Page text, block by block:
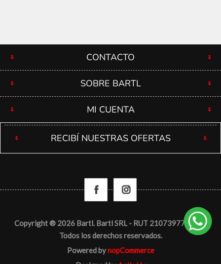
CONTACTO
SOBRE BARTL
MI CUENTA
RECIBÍ NUESTRAS OFERTAS
Copyright ® 2026 Bartl. Bartl SRL - RUT 210739770012 -
Todos los derechos reservados.
Powered bynopCommerce